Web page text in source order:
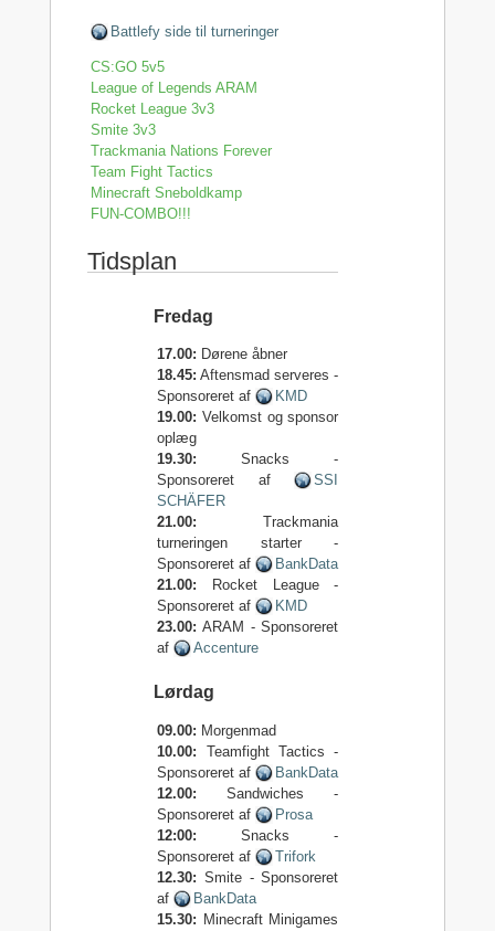
Battlefy side til turneringer
CS:GO 5v5
League of Legends ARAM
Rocket League 3v3
Smite 3v3
Trackmania Nations Forever
Team Fight Tactics
Minecraft Sneboldkamp
FUN-COMBO!!!
Tidsplan
Fredag
17.00: Dørene åbner
18.45: Aftensmad serveres -
Sponsoreret af
KMD
19.00: Velkomst og sponsor
oplæg
19.30: Snacks -
Sponsoreret af
SSI
SCHÄFER
21.00: Trackmania
turneringen starter -
Sponsoreret af
BankData
21.00: Rocket League -
Sponsoreret af
KMD
23.00: ARAM - Sponsoreret
af
Accenture
Lørdag
09.00: Morgenmad
10.00: Teamfight Tactics -
Sponsoreret af
BankData
12.00: Sandwiches -
Sponsoreret af
Prosa
12:00: Snacks -
Sponsoreret af
Trifork
12.30: Smite - Sponsoreret
af
BankData
15.30: Minecraft Minigames